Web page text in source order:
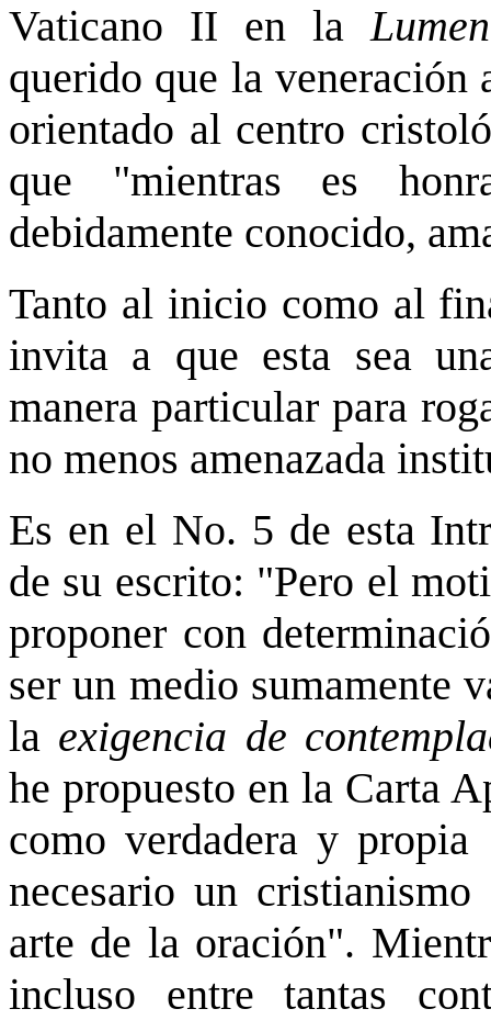
Vaticano II en la
querido que la
orientado al centro
que "mientras es
debidamente conocido,
Tanto al inicio como al
invita a que esta sea
manera particular para
no menos amenazada
Es en el No. 5 de esta
de su escrito: "Pero el
proponer con
ser un medio sumamente
la exigencia de
he propuesto en la Carta
como verdadera y propia
necesario un
arte de la oración".
incluso entre tantas